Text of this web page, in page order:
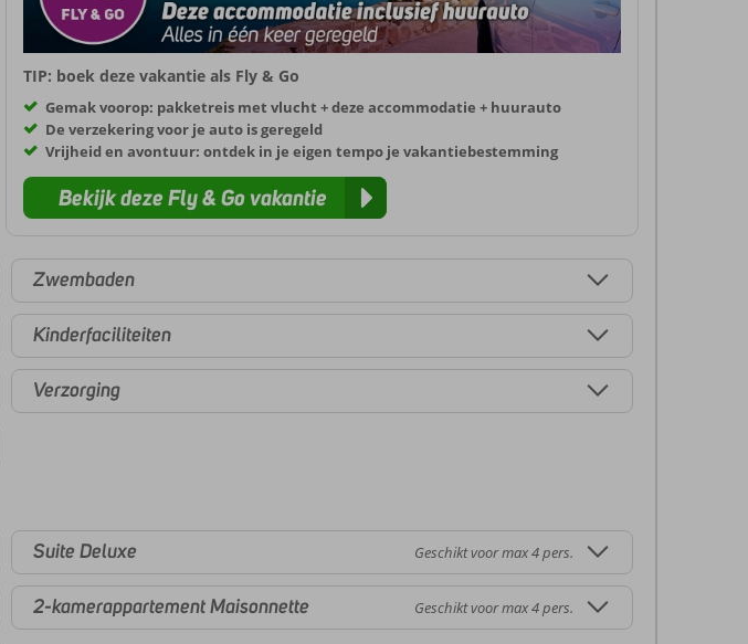
TIP: boek deze vakantie als Fly & Go
Gemak voorop: pakketreis met vlucht + deze accommodatie + huurauto
De verzekering voor je auto is geregeld
Vrijheid en avontuur: ontdek in je eigen tempo je vakantiebestemming
Bekijk deze Fly & Go vakantie
Zwembaden
Kinderfaciliteiten
Verzorging
Suite Deluxe Geschikt voor max 4 pers.
2-kamerappartement Maisonnette Geschikt voor max 4 pers.